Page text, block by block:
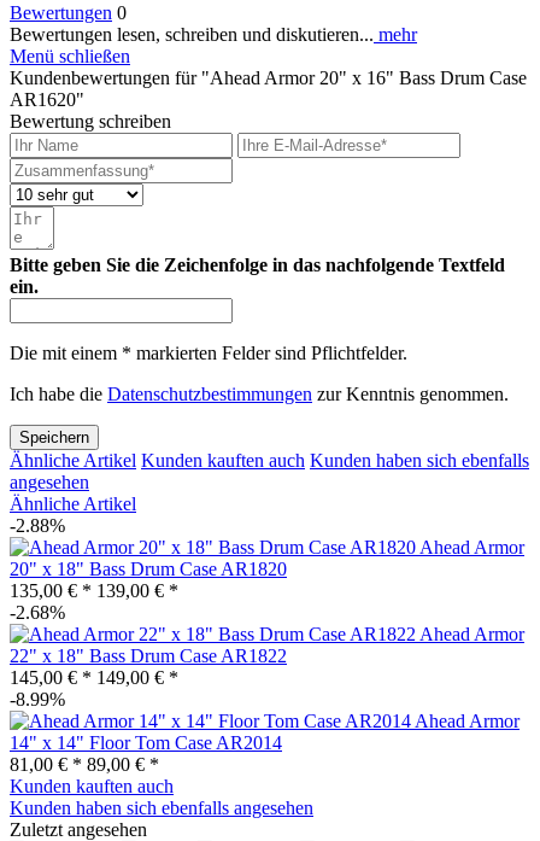
Bewertungen 0
Bewertungen lesen, schreiben und diskutieren... mehr
Menü schließen
Kundenbewertungen für "Ahead Armor 20" x 16" Bass Drum Case
AR1620"
Bewertung schreiben
Bitte geben Sie die Zeichenfolge in das nachfolgende Textfeld
ein.
Die mit einem * markierten Felder sind Pflichtfelder.
Ich habe die Datenschutzbestimmungen zur Kenntnis genommen.
Speichern
Ähnliche Artikel Kunden kauften auch Kunden haben sich ebenfalls
angesehen
Ähnliche Artikel
-2.88%
Ahead Armor
20" x 18" Bass Drum Case AR1820
135,00 € * 139,00 € *
-2.68%
Ahead Armor
22" x 18" Bass Drum Case AR1822
145,00 € * 149,00 € *
-8.99%
Ahead Armor
14" x 14" Floor Tom Case AR2014
81,00 € * 89,00 € *
Kunden kauften auch
Kunden haben sich ebenfalls angesehen
Zuletzt angesehen